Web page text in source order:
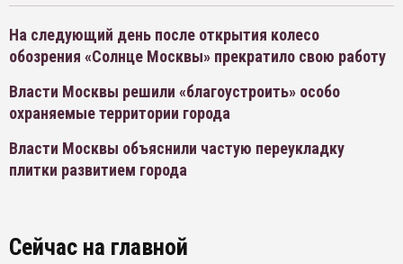
На следующий день после открытия колесо
обозрения «Солнце Москвы» прекратило свою работу
Власти Москвы решили «благоустроить» особо
охраняемые территории города
Власти Москвы объяснили частую переукладку
плитки развитием города
Сейчас на главной